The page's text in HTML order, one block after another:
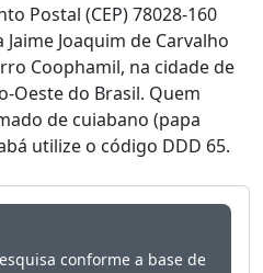
Postal (CEP) 78028-160
Joaquim de Carvalho
Coophamil, na cidade de
Oeste do Brasil. Quem
de cuiabano (papa
utilize o código DDD 65.
conforme a base de